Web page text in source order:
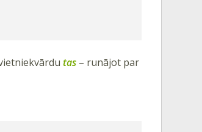
tas – runājot par